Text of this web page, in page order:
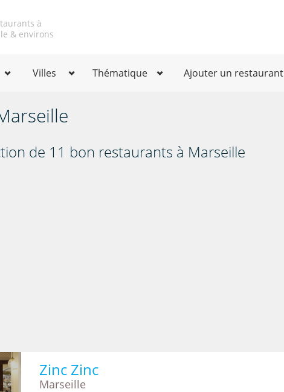
à
& environs
Villes Thématique Ajouter un restaurant
de 11 bon restaurants à Marseille
Zinc Zinc
Marseille